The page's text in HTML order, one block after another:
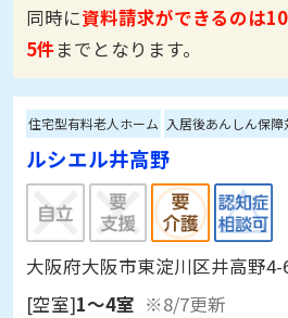
同時に資料請求ができるのは
5件までとなります。
住宅型有料老人ホーム 入居後あんしん保障
ルシエル井高野
大阪府大阪市東淀川区井高野4-
[空室]1～4室 ※8/7更新